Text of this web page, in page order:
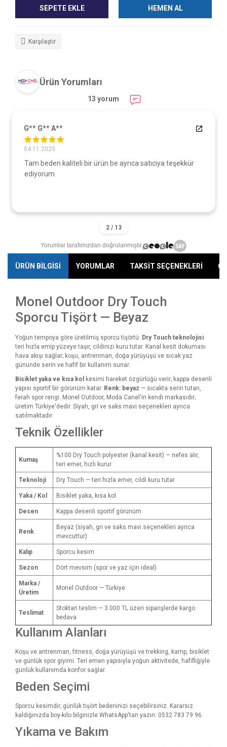
SEPETE EKLE HEMEN AL
Karşılaştır
Ürün Yorumları
13 yorum
G** G** A**
04.11.2025
Tam beden kaliteli bir ürün be ayrıca satıcıya teşekkür
ediyorum
Yorumlar tarafımızdan doğrulanmıştır.
ÜRÜN BİLGİSİ YORUMLAR TAKSİT SEÇENEKLERİ
Monel Outdoor Dry Touch
Sporcu Tişört — Beyaz
Yoğun tempoya göre üretilmiş sporcu tişörtü: Dry Touch teknolojisi
teri hızla emip yüzeye taşır, cildinizi kuru tutar. Kanal kesit dokuması
hava akışı sağlar; koşu, antrenman, doğa yürüyüşü ve sıcak yaz
gününde serin ve hafif bir kullanım sunar.
Bisiklet yaka ve kısa kol
kesimi hareket özgürlüğü verir; kappa desenli
yapısı sportif bir görünüm katar. Renk: beyaz — sıcakta serin tutan,
ferah spor rengi. Monel Outdoor, Moda Canel'in kendi markasıdır;
üretim Türkiye'dedir. Siyah, gri ve saks mavi seçenekleri ayrıca
satılmaktadır.
Teknik Özellikler
Kumaş
%100 Dry Touch polyester (kanal kesit) — nefes alır,
teri emer, hızlı kurur
Teknoloji Dry Touch — teri hızla emer, cildi kuru tutar
Yaka / Kol Bisiklet yaka, kısa kol
Desen Kappa desenli sportif görünüm
Renk
Beyaz (siyah, gri ve saks mavi seçenekleri ayrıca
mevcuttur)
Kalıp Sporcu kesim
Sezon Dört mevsim (spor ve yaz için ideal)
Marka /
Üretim
Monel Outdoor — Türkiye
Teslimat
Stoktan teslim — 3.000 TL üzeri siparişlerde kargo
bedava
Kullanım Alanları
Koşu ve antrenman, fitness, doğa yürüyüşü ve trekking, kamp, bisiklet
ve günlük spor giyimi. Teri emen yapısıyla yoğun aktivitede, hafifliğiyle
günlük kullanımda konfor sağlar.
Beden Seçimi
Sporcu kesimdir; günlük tişört bedeninizi seçebilirsiniz. Kararsız
kaldığınızda boy-kilo bilginizle WhatsApp'tan yazın: 0532 783 79 96.
Yıkama ve Bakım